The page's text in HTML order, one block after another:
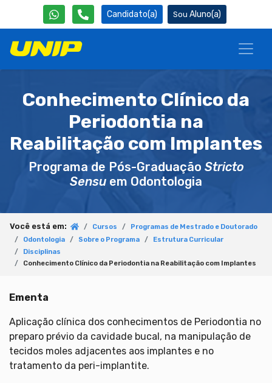
Candidato(a) Aluno(a)
Conhecimento Clínico da
Periodontia na
Reabilitação com Implantes
Programa de Pós-Graduação Stricto
Sensu em Odontologia
Você está em: Cursos
Programas de Mestrado e Doutorado
Odontologia
Sobre o Programa
Estrutura Curricular
Disciplinas
Conhecimento Clínico da Periodontia na Reabilitação com Implantes
Ementa
Aplicação clínica dos conhecimentos de Periodontia no
preparo prévio da cavidade bucal, na manipulação de
tecidos moles adjacentes aos implantes e no
tratamento da peri-implantite.